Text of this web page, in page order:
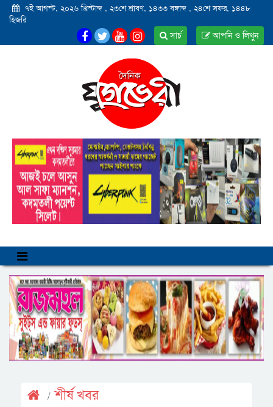
৭ই আগস্ট, ২০২৬ খ্রিস্টাব্দ , ২৩শে শ্রাবণ, ১৪৩৩ বঙ্গাব্দ , ২৪শে সফর, ১৪৪৮
হিজরি
আপনি ও লিখুন
সার্চ
শীর্ষ খবর